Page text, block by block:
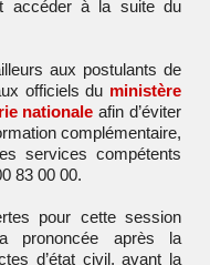
accéder à la suite du
aux postulants de
officiels du ministère
nationale afin d’éviter
complémentaire,
services compétents
83 00 00.
pour cette session
prononcée après la
d’état civil, avant la